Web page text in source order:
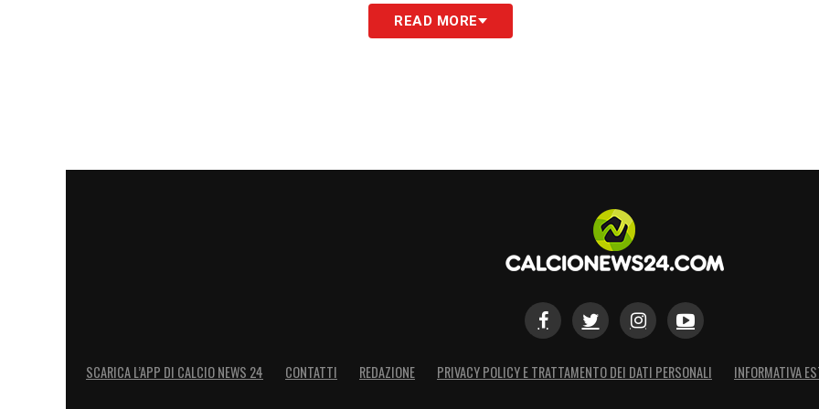
READ MORE
SCARICA L’APP DI CALCIO NEWS 24 CONTATTI REDAZIONE PRIVACY POLICY E TRATTAMENTO DEI DATI PERSONALI INFORMATIVA